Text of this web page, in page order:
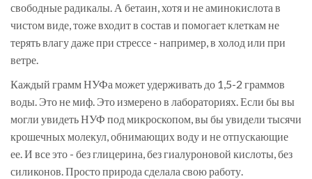
свободные радикалы. А бетаин, хотя и не аминокислота в
чистом виде, тоже входит в состав и помогает клеткам не
терять влагу даже при стрессе - например, в холод или при
ветре.
Каждый грамм НУФа может удерживать до 1,5-2 граммов
воды. Это не миф. Это измерено в лабораториях. Если бы вы
могли увидеть НУФ под микроскопом, вы бы увидели тысячи
крошечных молекул, обнимающих воду и не отпускающие
ее. И все это - без глицерина, без гиалуроновой кислоты, без
силиконов. Просто природа сделала свою работу.